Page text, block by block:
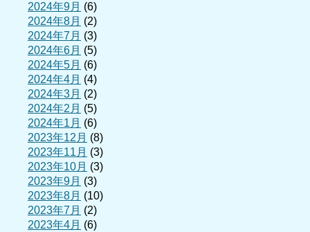
2024年9月 (6)
2024年8月 (2)
2024年7月 (3)
2024年6月 (5)
2024年5月 (6)
2024年4月 (4)
2024年3月 (2)
2024年2月 (5)
2024年1月 (6)
2023年12月 (8)
2023年11月 (3)
2023年10月 (3)
2023年9月 (3)
2023年8月 (10)
2023年7月 (2)
2023年4月 (6)